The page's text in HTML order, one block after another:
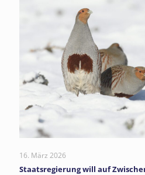
16. März 2026
Staatsregierung will auf